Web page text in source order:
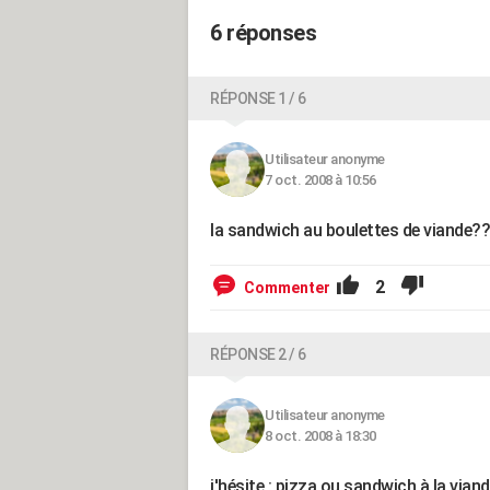
6 réponses
RÉPONSE 1 / 6
Utilisateur anonyme
7 oct. 2008 à 10:56
la sandwich au boulettes de
Commenter 2
RÉPONSE 2 / 6
Utilisateur anonyme
8 oct. 2008 à 18:30